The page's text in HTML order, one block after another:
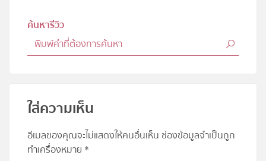
ค้นหารีวิว
ใส่ความเห็น
อีเมลของคุณจะไม่แสดงให้คนอื่นเห็น ช่องข้อมูลจำเป็นถูก
ทำเครื่องหมาย *